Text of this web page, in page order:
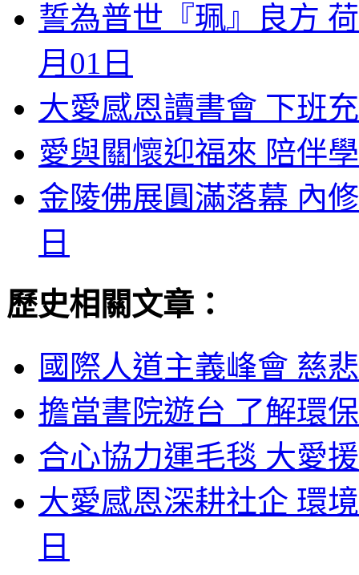
誓為普世『珮』良方
月01日
大愛感恩讀書會 下班
愛與關懷迎福來 陪伴
金陵佛展圓滿落幕 內
日
歷史相關文章：
國際人道主義峰會 慈
擔當書院遊台 了解環
合心協力運毛毯 大愛
大愛感恩深耕社企 環
日